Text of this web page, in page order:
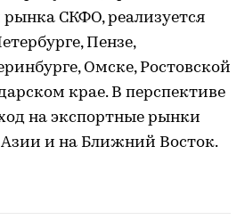
СКФО, реализуется
Пензе,
Омске, Ростовской
крае. В перспективе
на экспортные рынки
Азии и на Ближний Восток.